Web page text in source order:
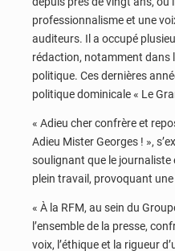
professionnalisme et une
auditeurs. Il a occupé
rédaction, notamment dans
politique. Ces dernières
politique dominicale « Le
« Adieu cher confrère et
Adieu Mister Georges ! »,
soulignant que le journaliste
plein travail, provoquant
« À la RFM, au sein du
l’ensemble de la presse,
voix, l’éthique et la rigueur